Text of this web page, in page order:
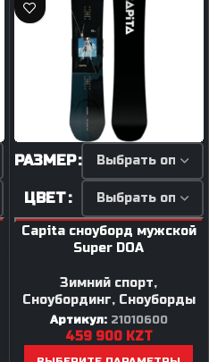
РАЗМЕР
ЦВЕТ
Capita сноуборд мужской
Super DOA
Зимний спорт,
Сноубординг, Сноуборды
Артикул: 21010600
459 900 KZT